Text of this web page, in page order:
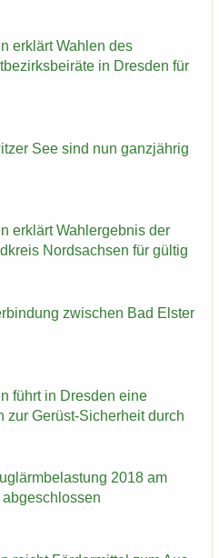
er­klärt Wah­len des
in Dres­den für
See sind nun ganz­jäh­rig
er­klärt Wahl­er­geb­nis der
Nord­sach­sen für gül­tig
zwi­schen Bad Els­ter
führt in Dres­den eine
zur Gerüst-​Sicherheit durch
2018 am